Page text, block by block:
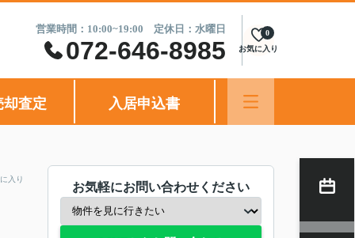
営業時間：10:00~19:00 定休日：水曜日
072-646-8985 お気に入り
0
却査定 入居申込書
入り
お気軽にお問い合わせください